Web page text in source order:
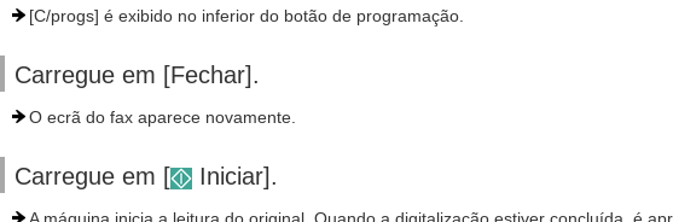
[C/progs] é exibido no inferior do botão de programação.
Carregue em [Fechar].
O ecrã do fax aparece novamente.
Carregue em [ Iniciar].